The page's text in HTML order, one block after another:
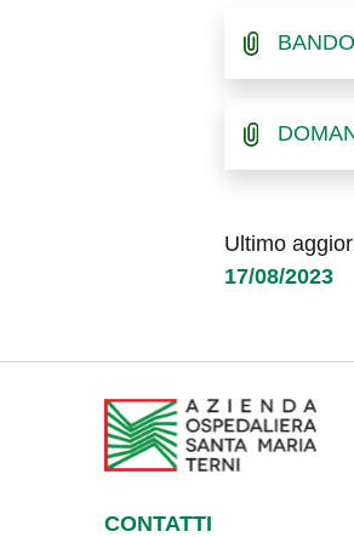
BANDO
Ultimo
17/08/2023
CONTATTI